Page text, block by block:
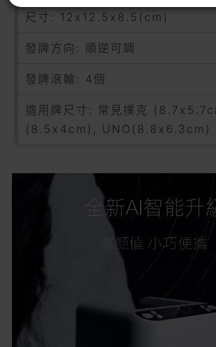
尺寸: 12x12.5x8.5(cm)
發牌方向: 順逆可調
發牌滾輪: 4個
適用牌尺寸: 常見撲克
(8.5x4cm), UNO(8.8x6.3cm)